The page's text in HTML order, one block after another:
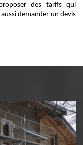
des tarifs qui
demander un devis